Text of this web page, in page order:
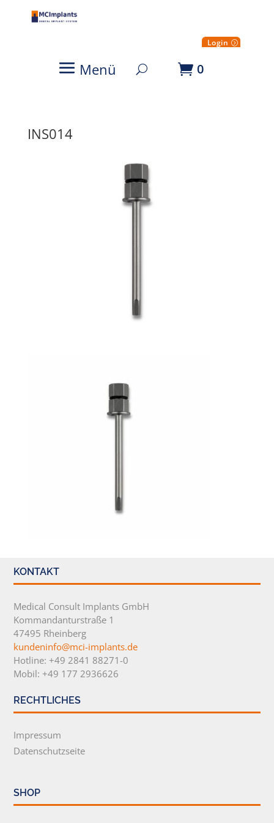
Login
Menü 0
INS014
KONTAKT
Medical Consult Implants GmbH
Kommandanturstraße 1
47495 Rheinberg
kundeninfo@mci-implants.de
Hotline: +49 2841 88271-0
Mobil: +49 177 2936626
RECHTLICHES
Impressum
Datenschutzseite
SHOP